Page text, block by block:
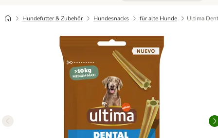
Hundefutter & Zubehör Hundesnacks für alte Hunde Ultima